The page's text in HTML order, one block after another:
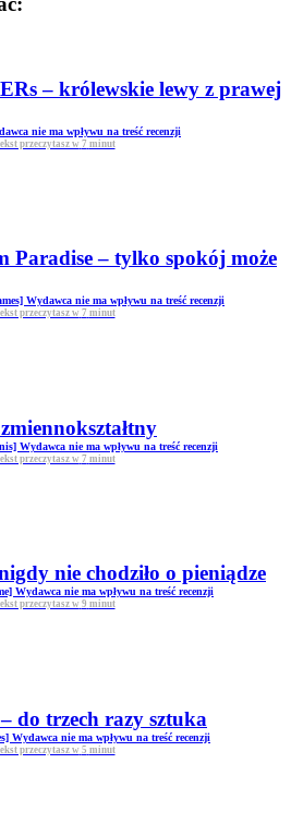
– królewskie lewy z prawej
nie ma wpływu na treść recenzji
przeczytasz w 7 minut
Paradise – tylko spokój może
Wydawca nie ma wpływu na treść recenzji
przeczytasz w 7 minut
Wydawca nie ma wpływu na treść recenzji
przeczytasz w 7 minut
nie chodziło o pieniądze
Wydawca nie ma wpływu na treść recenzji
przeczytasz w 9 minut
do trzech razy sztuka
Wydawca nie ma wpływu na treść recenzji
przeczytasz w 5 minut